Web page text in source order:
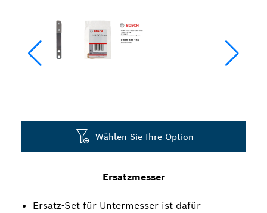
Ersatzmesser
Ersatz-Set für Untermesser ist dafür
Wählen Sie Ihre Option